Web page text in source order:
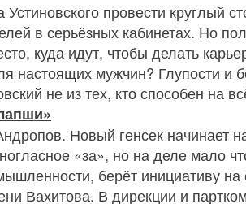
провести круглый
в серьёзных кабинетах. Но
куда идут, чтобы делать
настоящих мужчин? Глупости и
не из тех, кто способен на
Новый генсек начинает
«за», но на деле мало
берёт инициативу
Вахитова. В дирекции и